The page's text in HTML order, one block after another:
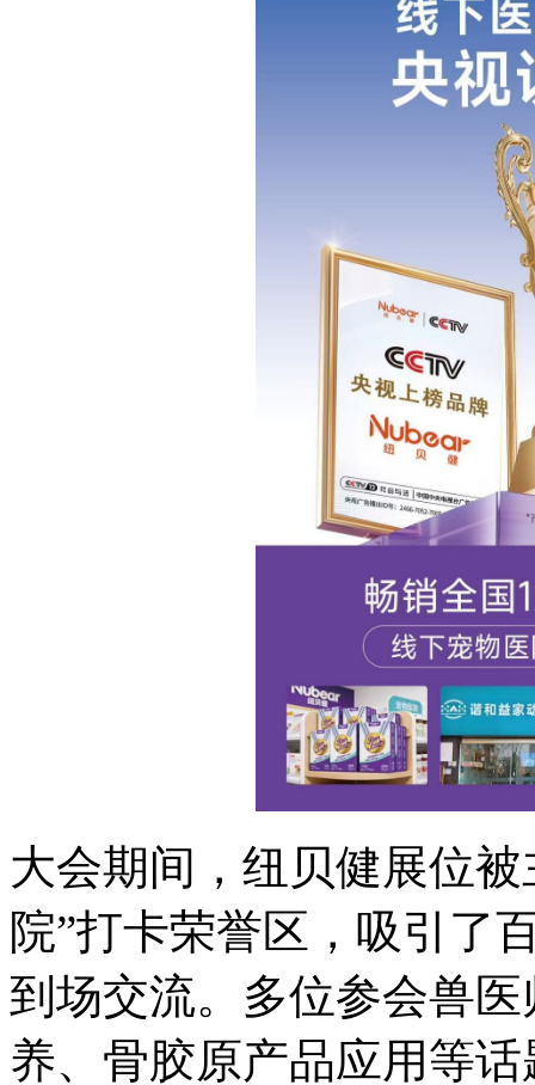
大会期间，纽贝健展位
院”打卡荣誉区，吸引了
到场交流。多位参会兽
养、骨胶原产品应用等